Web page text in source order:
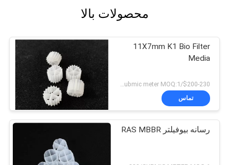
محصولات بالا
11X7mm K1 Bio Filter
Media
تماس
رسانه بیوفیلتر RAS MBBR